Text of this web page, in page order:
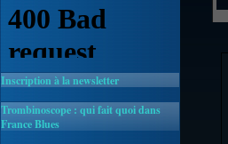
Inscription à la newsletter
Trombinoscope : qui fait quoi dans
France Blues